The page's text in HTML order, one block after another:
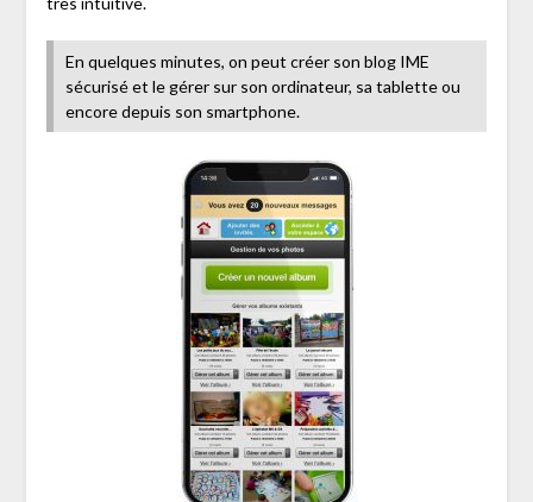
En quelques minutes, on peut créer son blog IME
sécurisé et le gérer sur son ordinateur, sa tablette ou
encore depuis son smartphone.